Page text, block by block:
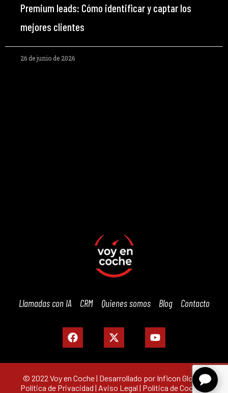
Premium leads: Cómo identificar y captar los
mejores clientes
26 de junio de 2026
Llamadas con IA CRM Quienes somos Blog Contacto
© 2022 Voy en Coche | Desarrollado por Inficon Global |
Política de Privacidad | Aviso Legal | Política de Cookies